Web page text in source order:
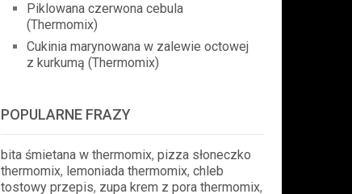
Piklowana czerwona cebula
(Thermomix)
Cukinia marynowana w zalewie octowej
z kurkumą (Thermomix)
POPULARNE FRAZY
bita śmietana w thermomix, pizza słoneczko
thermomix, lemoniada thermomix, chleb
tostowy przepis, zupa krem z pora thermomix,